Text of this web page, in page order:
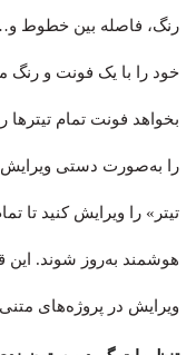
رنگ، فاصله بین خطوط
خود را با یک فونت و رنگ
بخواهد فونت تمام تیترها
را به‌صورت دستی ویرایش
تیتر» را ویرایش کنید تا
هوشمند به‌روز شوند. این
ویرایش در پروژه‌های